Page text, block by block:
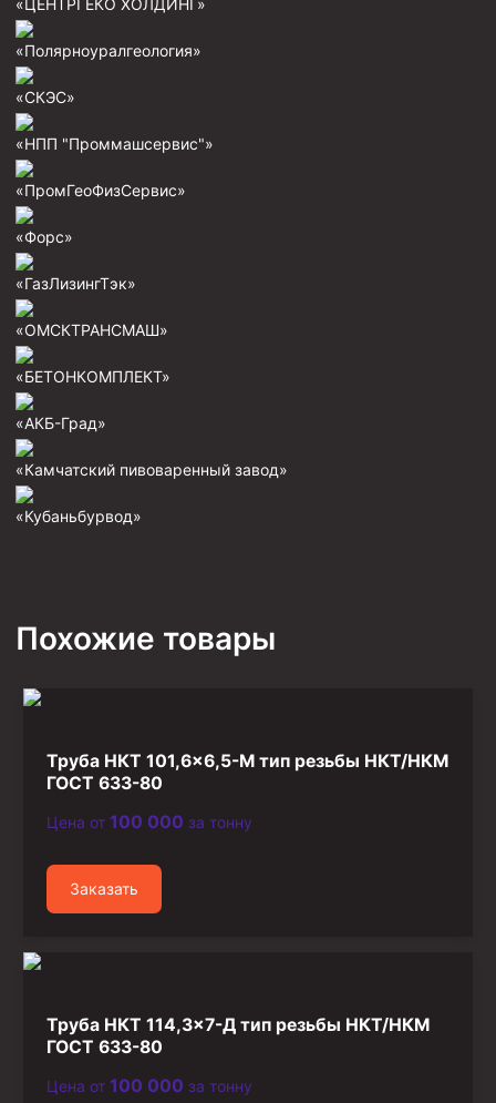
Штанголовки
Удочки ловильные
Труболовки
Фрезеры торцевые с фрезерующей воронкой и с
Фрезеры арбузообразные
Фрезеры стартово-оконные
Печати свинцовые
Фрезеры пилотные
Фрезеры-долота торцевые
Метчики ловильные
Колокола ловильные
Быстроразъёмные соединения (БРС)
Рукава буровые
Стропы текстильные
Стропы цепные
«ЦЕНТРГЕКО ХОЛДИНГ»
«Полярноуралгеология»
«СКЭС»
«НПП "Проммашсервис"»
«ПромГеоФизСервис»
«Форс»
«ГазЛизингТэк»
«ОМСКТРАНСМАШ»
«БЕТОНКОМПЛЕКТ»
«АКБ-Град»
«Камчатский пивоваренный завод»
«Кубаньбурвод»
Похожие товары
Труба НКТ 101,6×6,5-М тип резьбы НКТ/НКМ
ГОСТ 633-80
Цена от 100 000 за тонну
Заказать
Труба НКТ 114,3×7-Д тип резьбы НКТ/НКМ
ГОСТ 633-80
Цена от 100 000 за тонну